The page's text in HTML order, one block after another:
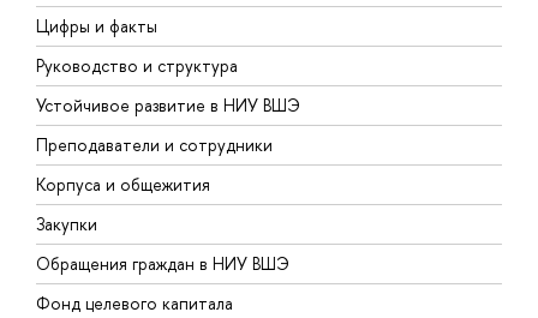
Цифры и факты
Руководство и структура
Устойчивое развитие в НИУ ВШЭ
Преподаватели и сотрудники
Корпуса и общежития
Закупки
Обращения граждан в НИУ ВШЭ
Фонд целевого капитала